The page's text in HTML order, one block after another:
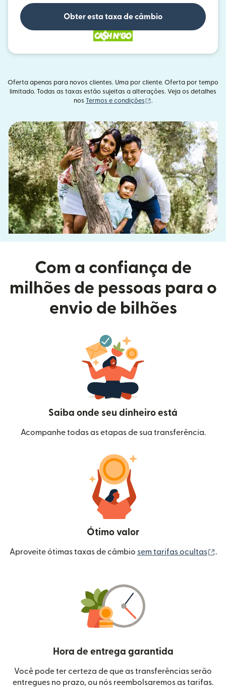
Obter esta taxa de câmbio
Oferta apenas para novos clientes. Uma por cliente. Oferta por tempo
limitado. Todas as taxas estão sujeitas a alterações. Veja os detalhes
nos Termos e condições (abre em uma nova
.
Com a confiança de
milhões de pessoas para o
envio de bilhões
Saiba onde seu dinheiro está
Acompanhe todas as etapas de sua transferência.
Ótimo valor
Aproveite ótimas taxas de câmbio sem tarifas ocultas .
Hora de entrega garantida
Você pode ter certeza de que as transferências serão
entregues no prazo, ou nós reembolsaremos as tarifas.